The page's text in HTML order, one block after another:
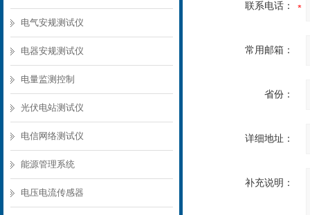
电气安规测试仪
电器安规测试仪
电量监测控制
光伏电站测试仪
电信网络测试仪
能源管理系统
电压电流传感器
联系电话：
常用邮箱：
省份：
详细地址：
补充说明：